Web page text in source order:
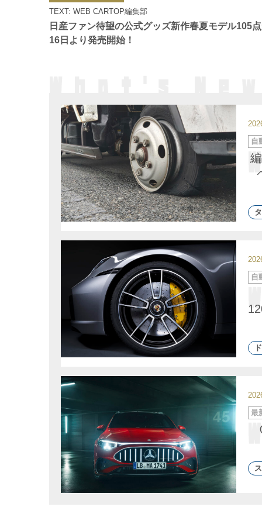
日産ファン待望の公式グッズ新作春夏モデル105
16日より発売開始！
TEXT: WEB CARTOP編集部
ゴ
リ
ー
カ
テ
ゴ
リ
ー
自
カ
テ
自
カ
テ
最